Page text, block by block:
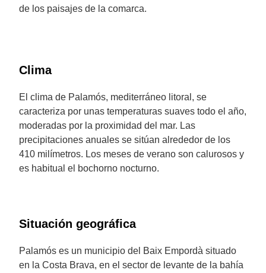
de los paisajes de la comarca.
Clima
El clima de Palamós, mediterráneo litoral, se
caracteriza por unas temperaturas suaves todo el año,
moderadas por la proximidad del mar. Las
precipitaciones anuales se sitúan alrededor de los
410 milímetros. Los meses de verano son calurosos y
es habitual el bochorno nocturno.
Situación geográfica
Palamós es un municipio del Baix Empordà situado
en la Costa Brava, en el sector de levante de la bahía